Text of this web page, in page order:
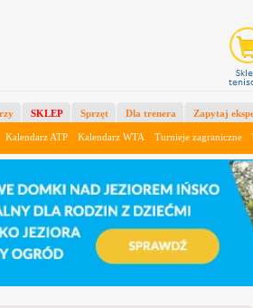
Kalendarz ATP Kalendarz WTA Turnieje zagraniczne
SKLEP Sprzęt Dla trenera Zapytaj